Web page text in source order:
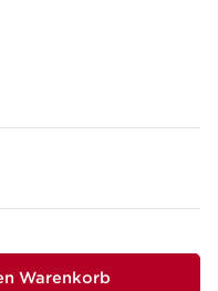
Warenkorb